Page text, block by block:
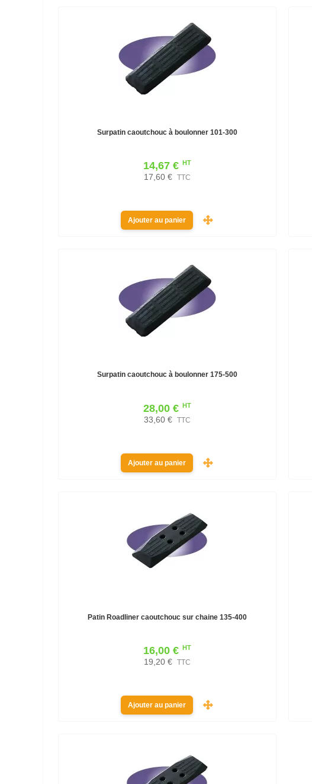
Surpatin caoutchouc à boulonner 101-300
14,67 € HT
17,60 € TTC
Ajouter au panier
Surpatin caoutchouc à boulonner 175-500
28,00 € HT
33,60 € TTC
Ajouter au panier
Patin Roadliner caoutchouc sur chaine 135-400
16,00 € HT
19,20 € TTC
Ajouter au panier